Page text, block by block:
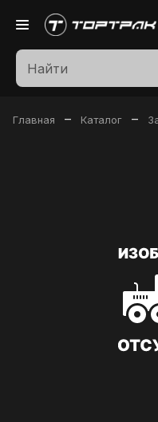
Главная – Каталог –